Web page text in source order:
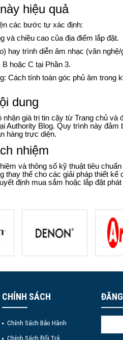
hiệu quả
các bước tự xác định:
và chiều cao của địa điểm lắp đặt.
hay trình diễn âm nhạc (văn nghệ/
hoặc C tại Phần 3.
Cách tính toán góc phủ âm trong
dung
giá trị tin cậy từ Trang chủ và
Blog. Quy trình này đảm
hàng trực diện.
nhiệm
và thông số kỹ thuật tiêu
thế cho các giải pháp thiết kế
định mua sắm hoặc lắp đặt
CHÍNH SÁCH
Chính Sách Bảo Hành
Chính Sách Đổi Trả